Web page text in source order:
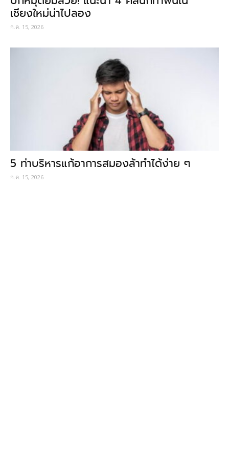
เชียงใหม่น่าไปลอง
ก.ค. 15, 2026
5 ท่าบริหารแก้อาการสมองล้าทำได้ง่าย ๆ
ก.ค. 15, 2026